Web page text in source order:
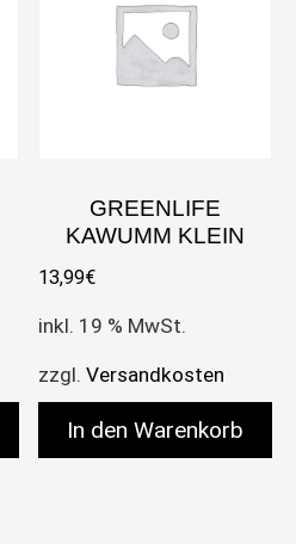
GREENLIFE
KAWUMM KLEIN
13,99€
inkl. 19 % MwSt.
zzgl.Versandkosten
In den Warenkorb